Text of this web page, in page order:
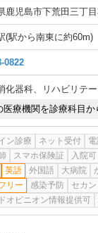
鹿児島市下荒田三丁
(駅から南東に約60m)
0822
化器科、
リハビリテ
医療機関を診療科目か
ン診療 ネット受付
スマホ保険証 入院可
英語 外国語 大病院
リー
感染予防
セカ
オピニオン情報提供可